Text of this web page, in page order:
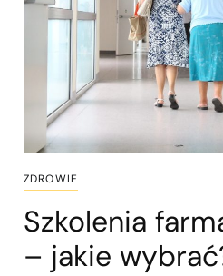
ZDROWIE
Szkolenia
– jakie